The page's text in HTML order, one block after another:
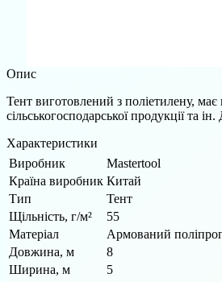
Опис
Тент виготовлений з поліетилену, має
сільськогосподарської продукції та
Характеристики
Виробник
Mastertool
Країна виробник Китай
Тип
Тент
Щільність, г/м²
55
Матеріал
Армований
Довжина, м
8
Ширина, м
5